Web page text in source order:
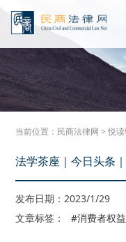
当前位置： 民商法律网 >悦
法学茶座｜今日头条
发布日期：2023/1/29
文章标签： #消费者权